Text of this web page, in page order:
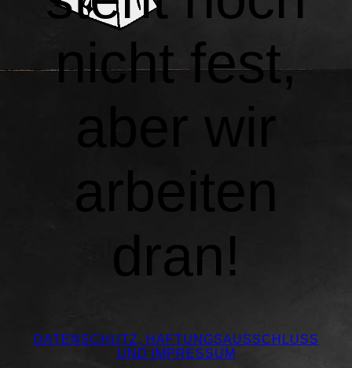
nicht fest,
aber wir
arbeiten
dran!
DATENSCHUTZ, HAFTUNGSAUSSCHLUSS
UND IMPRESSUM